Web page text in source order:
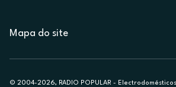
Mapa do site
© 2004-2026, RADIO POPULAR -